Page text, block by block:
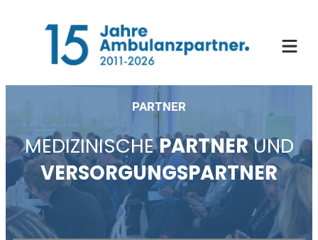
springen
PARTNER
MEDIZINISCHEPARTNERUND
VERSORGUNGSPARTNER